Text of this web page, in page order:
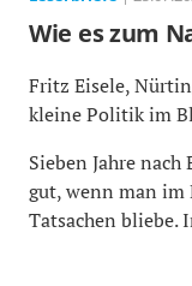
Wie es zum
Fritz Eisele,
kleine Politik im
Sieben Jahre
gut, wenn man im
Tatsachen bliebe.